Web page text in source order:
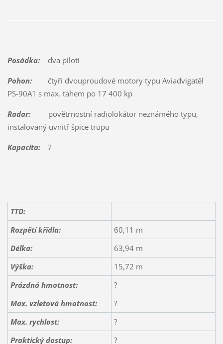
Posádka:dva piloti
Pohon:čtyři dvouproudové motory typu Aviadvigatěl
PS-90A1 s max. tahem po 17 400 kp
Radar:povětrnostní radiolokátor neznámého typu,
instalovaný uvnitř špice trupu
Kapacita:?
TTD:
Rozpětí křídla:
60,11 m
Délka:
63,94 m
Výška:
15,72 m
Prázdná hmotnost:
?
Max. vzletová hmotnost:
?
Max. rychlost:
?
Praktický dostup:
?